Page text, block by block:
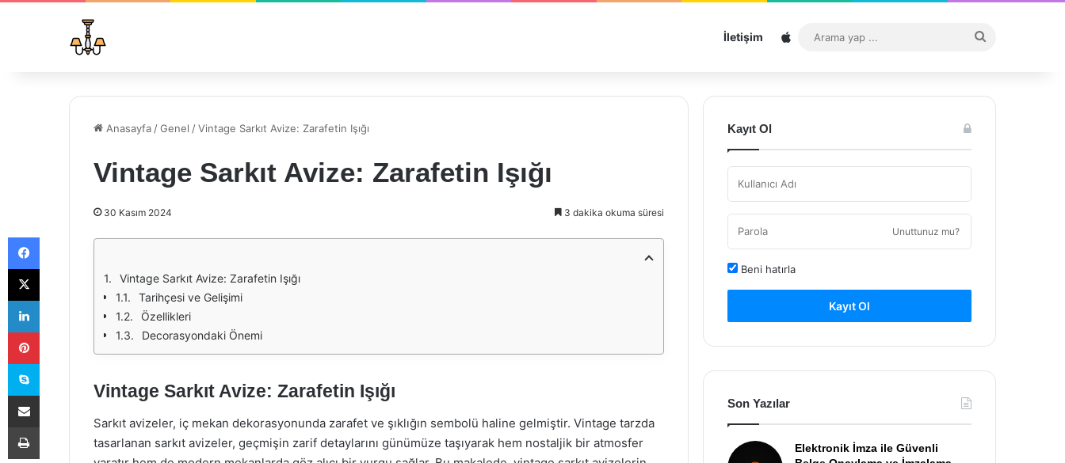
İletişim Sitemap
...
Anasayfa /Genel /Vintage Sarkıt Avize: Zarafetin Işığı
Vintage Sarkıt Avize: Zarafetin Işığı
30 Kasım 2024 3 dakika okuma süresi
Vintage Sarkıt Avize: Zarafetin Işığı
Tarihçesi ve Gelişimi
Özellikleri
Decorasyondaki Önemi
Vintage Sarkıt Avize: Zarafetin Işığı
Sarkıt avizeler, iç mekan dekorasyonunda zarafet ve şıklığın sembolü haline gelmiştir. Vintage tarzda
tasarlanan sarkıt avizeler, geçmişin zarif detaylarını günümüze taşıyarak hem nostaljik bir atmosfer
Kayıt Ol
Unuttunuz mu?
Beni hatırla
Kayıt Ol
Son Yazılar
Elektronik İmza ile Güvenli
Facebook
X
LinkedIn
Pinterest
Skype
E-Posta ile paylaş